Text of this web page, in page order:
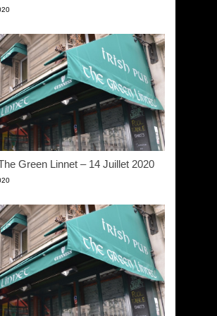
Green Linnet – 14 Juillet 2020